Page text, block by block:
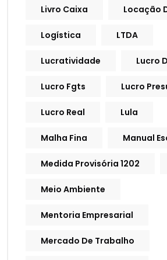
Livro Caixa Locação
Logística LTDA
Lucratividade Lucro
Lucro Fgts Lucro
Lucro Real Lula
Malha Fina Manual
Medida Provisória 1202
Meio Ambiente
Mentoria Empresarial
Mercado De Trabalho